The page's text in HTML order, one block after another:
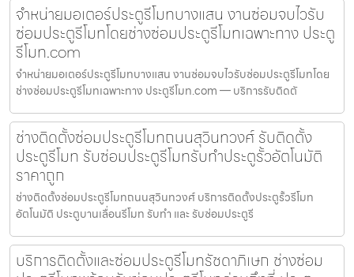
จำหน่ายมอเตอร์ประตูรีโมทบางแสน งานซ่อมจบไวรับ
ซ่อมประตูรีโมทโดยช่างซ่อมประตูรีโมทเฉพาะทาง ประตู
รีโมท.com
จำหน่ายมอเตอร์ประตูรีโมทบางแสน งานซ่อมจบไวรับซ่อมประตูรีโมทโดย
ช่างซ่อมประตูรีโมทเฉพาะทาง ประตูรีโมท.com — บริการรับติดตั
ช่างติดตั้งซ่อมประตูรีโมทถนนสุวินทวงศ์ รับติดตั้ง
ประตูรีโมท รับซ่อมประตูรีโมทรับทำประตูรั้วอัตโนมัติ
ราคาถูก
ช่างติดตั้งซ่อมประตูรีโมทถนนสุวินทวงศ์ บริการติดตั้งประตูรั้วรีโมท
อัตโนมัติ ประตูบานเลื่อนรีโมท รับทำ และ รับซ่อมประตูรี
บริการติดตั้งและซ่อมประตูรีโมทรัชดาภิเษก ช่างซ่อม